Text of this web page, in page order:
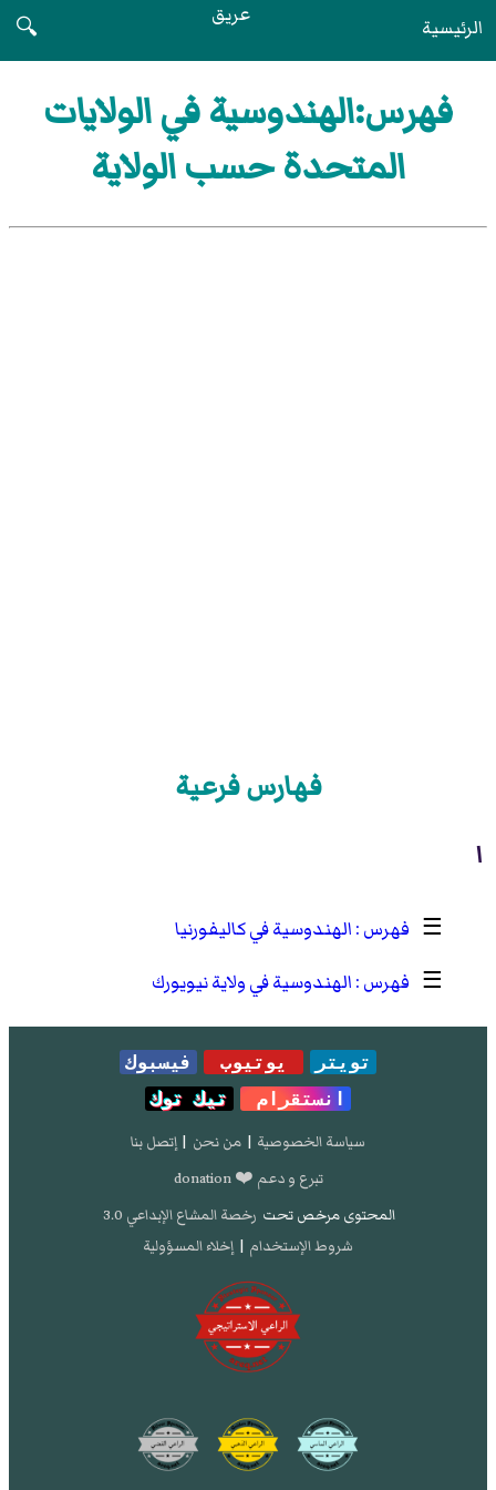
الرئيسية عريق
🔍
فهرس:الهندوسية في الولايات
المتحدة حسب الولاية
فهارس فرعية
ا
☰
الهندوسية في كاليفورنيا
☰
الهندوسية في ولاية نيويورك
تويتر يوتيوب
فيسبوك
انستقرام
تيك توك
سياسة الخصوصية | من نحن | إتصل بنا
تبرع و دعم ❤️ donation
المحتوى مرخص تحت رخصة المشاع الإبداعي 3.0
شروط الإستخدام | إخلاء المسؤولية